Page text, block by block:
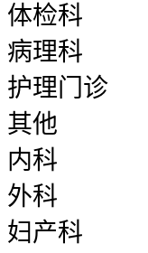
体检科
病理科
护理门诊
其他
内科
外科
妇产科